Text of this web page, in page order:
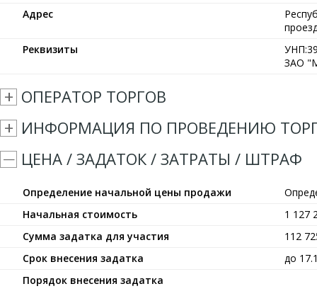
Адрес
Реквизиты
ЗАО
ОПЕРАТОР ТОРГОВ
ИНФОРМАЦИЯ ПО ПРОВЕДЕНИЮ
ЦЕНА / ЗАДАТОК / ЗАТРАТЫ / ШТРАФ
Определение начальной цены продажи
Начальная стоимость
1 127
Сумма задатка для участия
112
Срок внесения задатка
до
Порядок внесения задатка